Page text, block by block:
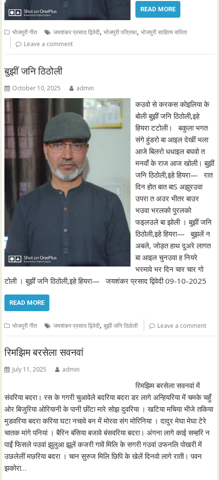
READ MORE
भोजपुरी गीत जयशंकर प्रसाद द्विवेदी,भोजपुरी पत्रिका,भोजपुरी साहित्य सरिता
Leave a comment
बुझीं जनि ठिठोली
October 10, 2025 admin
कउवो से करकस कोइलिया के
बोली बुझीं जनि ठिठोली,इहे
हियरा टटोली। बकुला भगत
संगे हुंडरो बा आइल देखीं भला
आजे बिलरो धधाइल बघवो त
मनवाँ के राज आज खोली। बुझीं
जनि ठिठोली,इहे हियरा— रात
दिन होत बात बाS अझुरउवा
उपरा त अउर भीतर बाउर
भउवा भरलको पुरलको
फइलउले बा झोली । बुझीं जनि
ठिठोली,इहे हियरा— बुझलें न
अबले, जोड़त हाथ दुअरे लागत
बा आइल चुनउवा ह नियरे
भरमावे भर दिन चार चार गो
टोली । बुझीं जनि ठिठोली,इहे हियरा— जयशंकर प्रसाद द्विवेदी 09-10-2025
READ MORE
भोजपुरी गीत जयशंकर प्रसाद द्विवेदी,बुझीं जनि ठिठोली Leave a comment
रिमझिम बरसेला सवनवां
July 11, 2025 admin
रिमझिम बरसेला सवनवां में
संवरिया बदरा। रस के गगरी चुआवेले बदरिया बदरा डर लागे अन्हियरिया में चमके चहुँ
ओर बिजुरिया ओरियानी के पानी छींटा मारे सोझ दुवरिया । खटिया मचिया भीजे तकिया
मुडवरिया बदरा करिया घटा नचावे बन में मोरवा संग मोरिनिया । दादुर मेघा मेघा टेरे
चातक मांगे पनियां । बैरिन बंसिया बजावे बंसवरिया बदरा। अंगना लागे काई सम्हरि न
पाईं फिसले पउवां झुलुआ झूलें कजरी गावें मिलि के सगरी गउवां उफनलि पोखरी में
उछलेलीं मछरिया बदरा । चान सुरुज मिलि छिपि के खेलें दिनवो लागे राती। पवन
झकोरा…